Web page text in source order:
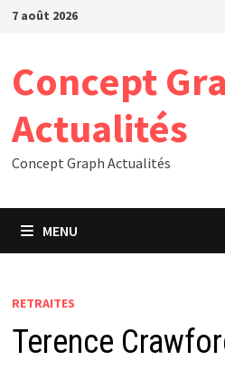
Passer
7 août 2026
Concept
Actualités
Concept Graph Actualités
MENU
RETRAITES
Terence